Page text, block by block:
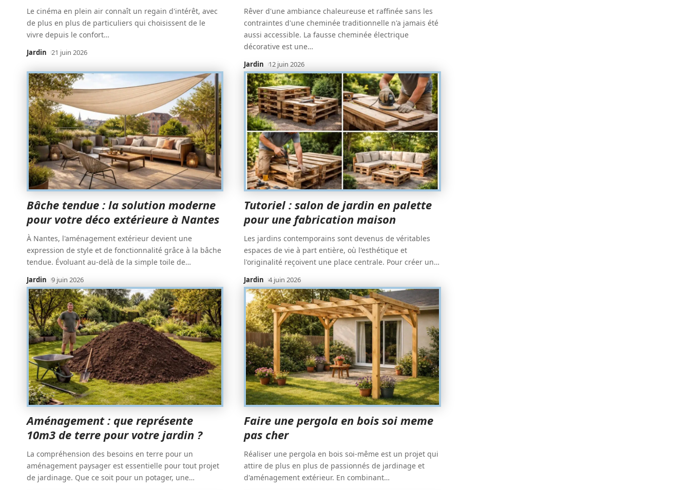
Le cinéma en plein air connaît un regain d'intérêt, avec
de plus en plus de particuliers qui choisissent de le
vivre depuis le confort…
Jardin 21 juin 2026
Rêver d'une ambiance chaleureuse et raffinée sans les
contraintes d'une cheminée traditionnelle n'a jamais été
aussi accessible. La fausse cheminée électrique
décorative est une…
Jardin 12 juin 2026
Bâche tendue : la solution moderne
pour votre déco extérieure à Nantes
À Nantes, l'aménagement extérieur devient une
expression de style et de fonctionnalité grâce à la bâche
tendue. Évoluant au-delà de la simple toile de…
Jardin 9 juin 2026
Tutoriel : salon de jardin en palette
pour une fabrication maison
Les jardins contemporains sont devenus de véritables
espaces de vie à part entière, où l'esthétique et
l'originalité reçoivent une place centrale. Pour créer un…
Jardin 4 juin 2026
Aménagement : que représente
10m3 de terre pour votre jardin ?
La compréhension des besoins en terre pour un
aménagement paysager est essentielle pour tout projet
de jardinage. Que ce soit pour un potager, une…
Faire une pergola en bois soi meme
pas cher
Réaliser une pergola en bois soi-même est un projet qui
attire de plus en plus de passionnés de jardinage et
d'aménagement extérieur. En combinant…